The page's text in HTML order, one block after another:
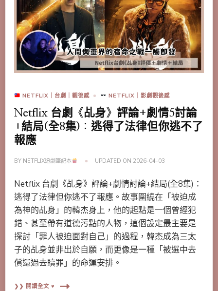
NETFLIX｜台劇｜觀後感 NETFLIX｜影劇觀後感
Netflix 台劇《乩身》評論+劇情5討論
+結局(全8集)：逃得了法律但你逃不了
報應
BY NETFLIX追劇筆記本 UPDATED ON 2026-04-03
Netflix 台劇《乩身》評論+劇情討論+結局(全8集)：
逃得了法律但你逃不了報應。故事圍繞在「被迫成
為神的乩身」的韓杰身上，他的起點是一個曾經犯
錯、甚至帶有道德污點的人物，這個設定最主要是
探討「罪人被迫面對自己」的過程，韓杰成為三太
子的乩身並非出於自願，而更像是一種「被選中去
償還過去贖罪」的命運安排。
❯❯ 閱讀全文 ♥